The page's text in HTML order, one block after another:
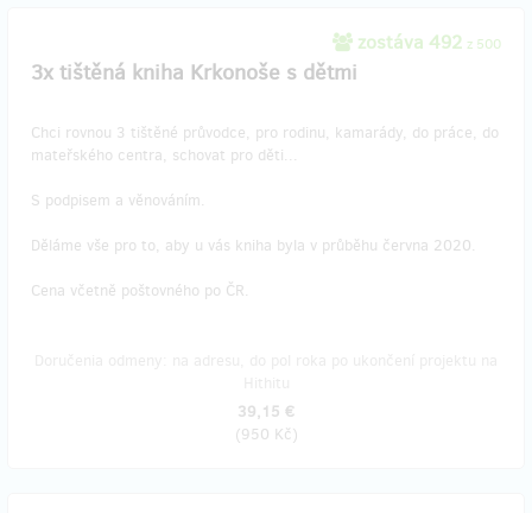
zostáva 492 z 500
3x tištěná kniha Krkonoše s dětmi
Chci rovnou 3 tištěné průvodce, pro rodinu, kamarády, do práce, do
mateřského centra, schovat pro děti...
S podpisem a věnováním.
Děláme vše pro to, aby u vás kniha byla v průběhu června 2020.
Cena včetně poštovného po ČR.
39,15 €
(950 Kč)